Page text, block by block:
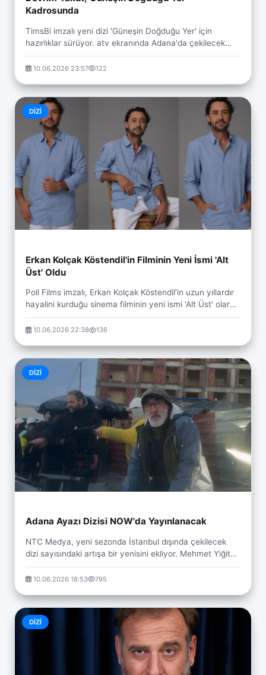
Kadrosunda
TimsBi imzalı yeni dizi 'Güneşin Doğduğu Yer' için
hazırlıklar sürüyor. atv ekranında Adana'da çekilecek
olan yapımın, 'Bir Zamanlar Çukurova' etkisi ...
10.06.2026 23:57 122
DIZI
Erkan Kolçak Köstendil'in Filminin Yeni İsmi 'Alt
Üst' Oldu
Poll Films imzalı, Erkan Kolçak Köstendil'in uzun yıllardır
hayalini kurduğu sinema filminin yeni ismi 'Alt Üst' olarak
belirlendi. Kod adı 'Çare Mess...
10.06.2026 22:38 136
DIZI
Adana Ayazı Dizisi NOW'da Yayınlanacak
NTC Medya, yeni sezonda İstanbul dışında çekilecek
dizi sayısındaki artışa bir yenisini ekliyor. Mehmet Yiğit
Alp'in patronu olduğu yapım şirketi, Ada...
10.06.2026 18:53 795
DIZI